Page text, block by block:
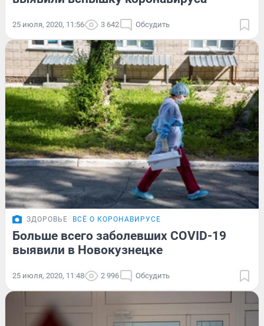
25 июля, 2020, 11:56 3 642 Обсудить
ЗДОРОВЬЕ ВСЁ О КОРОНАВИРУСЕ
Больше всего заболевших COVID-19
выявили в Новокузнецке
25 июля, 2020, 11:48 2 996 Обсудить